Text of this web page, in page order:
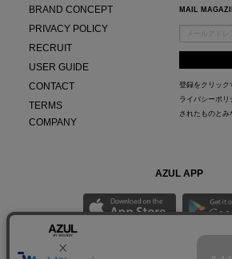
BRAND CONCEPT
PRIVACY POLICY
RECRUIT
USER GUIDE
CONTACT
TERMS
COMPANY
MAIL
登録をクリック
ライバシーポリ
されたものとみ
AZUL APP
最新ニュースやスタイリング紹介までAZUL BY MOUSSYの